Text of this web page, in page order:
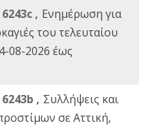
, Ενημέρωση για
του τελευταίου
08-2026 έως
, Συλλήψεις και
σε Αττική,